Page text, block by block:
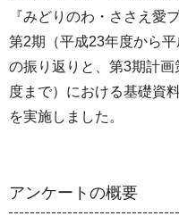
『みどりのわ・ささえ愛
第2期（平成23年度から
の振り返りと、第3期計
度まで）における基礎資
を実施しました。
アンケートの概要